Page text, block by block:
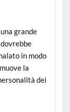
grande
in modo
la
dei